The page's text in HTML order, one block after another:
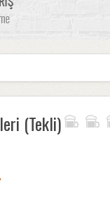
(Tekli)